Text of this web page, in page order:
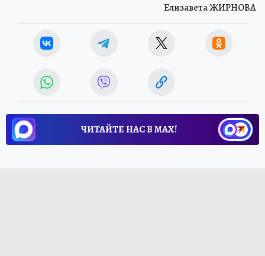
Елизавета ЖИРНОВА
ЧИТАЙТЕ НАС В МАХ!